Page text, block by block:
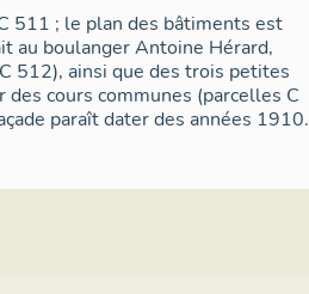
511 ; le plan des bâtiments est
au boulanger Antoine Hérard,
512), ainsi que des trois petites
cours communes (parcelles C
paraît dater des années 1910.